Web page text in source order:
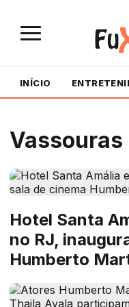
INÍCIO
Vassouras
Hotel Santa
no RJ,
Humberto